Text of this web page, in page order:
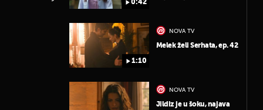
0:42
1:10
NOVA TV
Melek želi Serhata, ep. 42
NOVA TV
Jildiz je u šoku, najava